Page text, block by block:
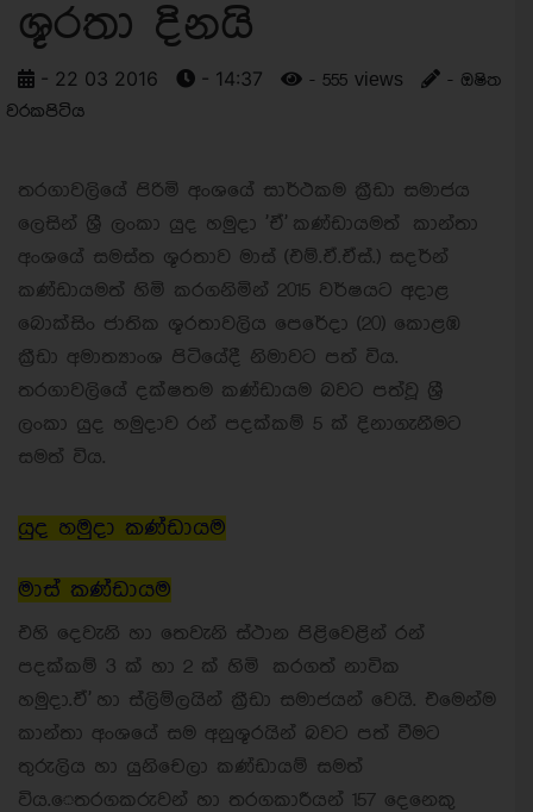
ශූරතා දිනයි
- 22 03 2016 - 14:37 - 555 views
- ඔෂිත
වරකපිටිය
තරගාවලියේ පිරිමි අංශයේ සාර්ථකම ක්‍රීඩා සමාජය
ලෙසින් ශ්‍රී ලංකා යුද හමුදා 'ඒ' කණ්ඩායමත් කාන්තා
අංශයේ සමස්ත ශූරතාව මාස් (එම්.ඒ.ඒස්.) සදර්න්
කණ්ඩායමත් හිමි කරගනිමින් 2015 වර්ෂයට අදාළ
බොක්සිං ජාතික ශූරතාවලිය පෙරේදා (20) කොළඹ
ක්‍රීඩා අමාත්‍යාංශ පිටියේදී නිමාවට පත් විය.
තරගාවලියේ දක්ෂතම කණ්ඩායම බවට පත්වූ ශ්‍රී
ලංකා යුද හමුදාව රන් පදක්කම් 5 ක් දිනාගැනීමට
සමත් විය.
යුද හමුදා කණ්ඩායම
මාස් කණ්ඩායම
එහි දෙවැනි හා තෙවැනි ස්ථාන පිළිවෙළින් රන්
පදක්කම් 3 ක් හා 2 ක් හිමි කරගත් නාවික
හමුදා.ඒ' හා ස්ලිම්ලයින් ක්‍රීඩා සමාජයන් වෙයි. එමෙන්ම
කාන්තා අංශයේ සම අනුශූරයින් බවට පත් වීමට
තුරුලිය හා යුනිචෙලා කණ්ඩායම් සමත්
විය.‍ෙතරගකරුවන් හා තරගකාරීයන් 157 දෙනෙකු